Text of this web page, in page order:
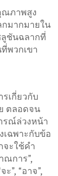
ณภาพสูง
มากมายใน
ชันฉลากที่
พวกเขา
เกี่ยวกับ
ตลอดจน
รณ์ล่วงหน้า
เฉพาะกับข้อ
ะใช้คำ
ณการ”,
ะ”, “อาจ”,